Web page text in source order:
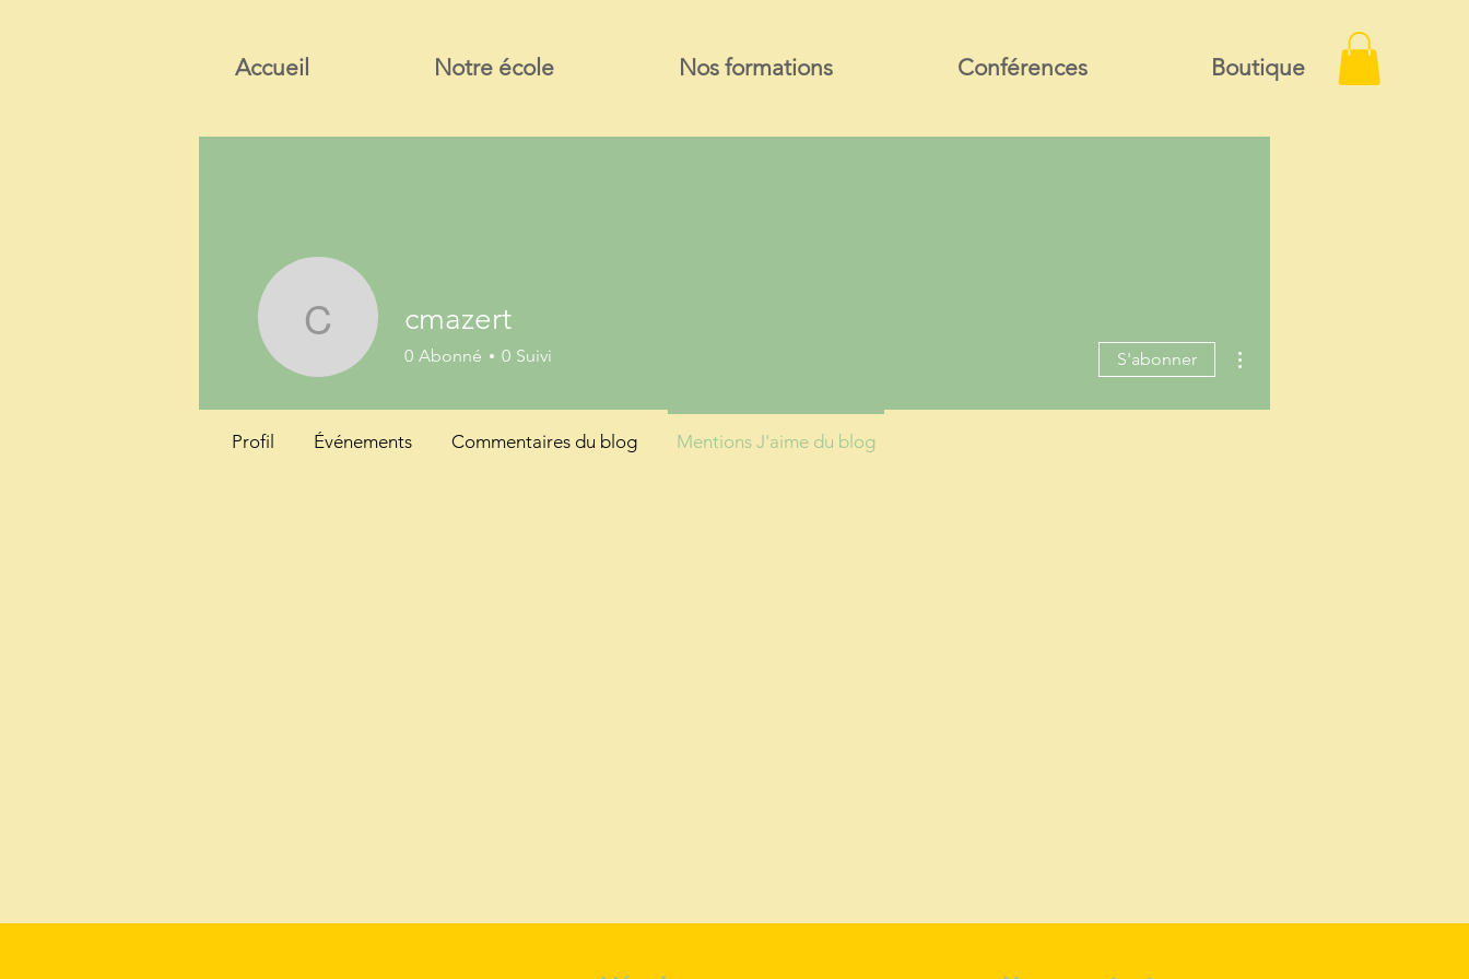
Accueil Notre école Nos formations Conférences Boutique
cmazertcmazert
0 Abonné 0 Suivi S'abonner
Profil Événements Commentaires du blog Mentions J'aime du blog